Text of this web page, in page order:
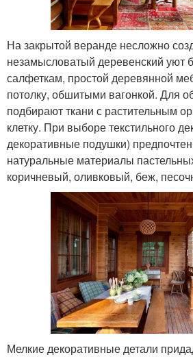
На закрытой веранде несложно
незамысловатый деревенский уют
салфеткам, простой деревянной
потолку, обшитыми вагонкой. Для
подбирают ткани с растительным
клетку. При выборе текстильного
декоративные подушки)
натуральные материалы
коричневый, оливковый, беж,
Мелкие декоративные детали